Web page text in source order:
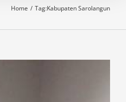
Home Tag:Kabupaten Sarolangun